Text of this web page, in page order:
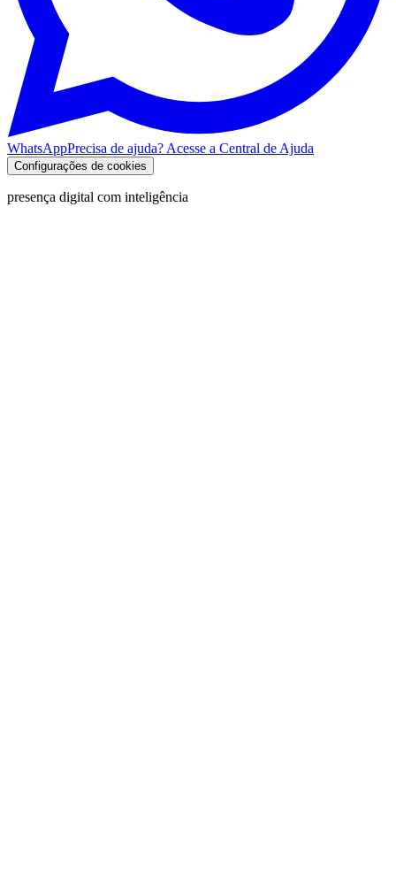
WhatsAppPrecisa de ajuda? Acesse a Central de Ajuda
Configurações de cookies
presença digital com inteligência